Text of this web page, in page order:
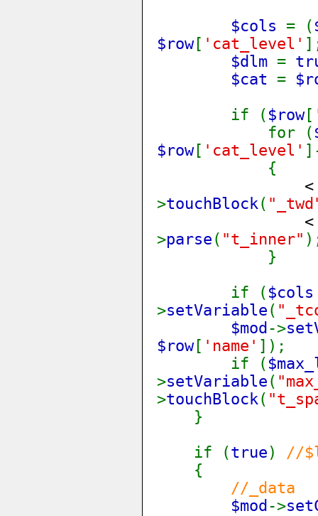
$cols = (
$row[ 'cat_level'
$dlm =
$cat =
if ( $row[
for (
$row[ 'cat_level'
{
>touchBlock(
>parse ( "t_inner"
}
if (
>setVariable (
$mod ->
$row[ 'name' ]);
if (
>setVariable (
>touchBlock(
}
if (true ) //
{
//_data
$mod ->